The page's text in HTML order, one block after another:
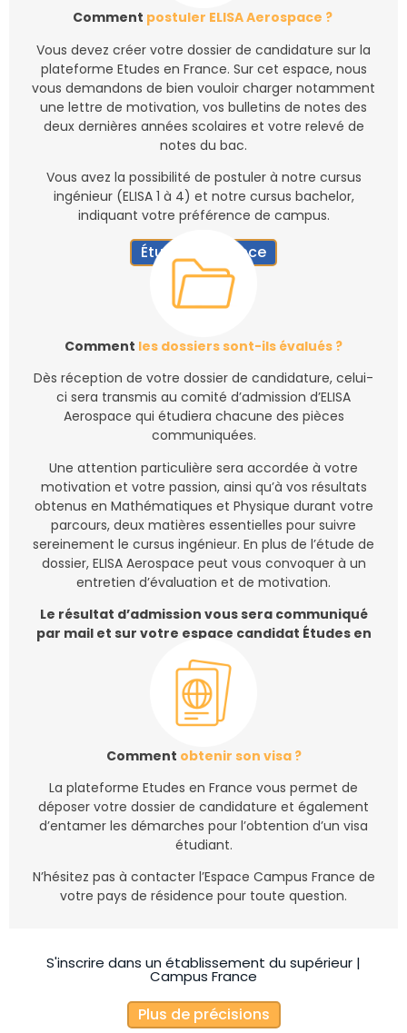
Comment postuler ELISA Aerospace ?
Vous devez créer votre dossier de candidature sur la
plateforme Etudes en France. Sur cet espace, nous
vous demandons de bien vouloir charger notamment
une lettre de motivation, vos bulletins de notes des
deux dernières années scolaires et votre relevé de
notes du bac.
Vous avez la possibilité de postuler à notre cursus
ingénieur (ELISA 1 à 4) et notre cursus bachelor,
indiquant votre préférence de campus.
Études en France
Comment les dossierssont-ils évalués ?
Dès réception de votre dossier de candidature, celui-
ci sera transmis au comité d’admission d’ELISA
Aerospace qui étudiera chacune des pièces
communiquées.
Une attention particulière sera accordée à votre
motivation et votre passion, ainsi qu’à vos résultats
obtenus en Mathématiques et Physique durant votre
parcours, deux matières essentielles pour suivre
sereinement le cursus ingénieur. En plus de l’étude de
dossier, ELISA Aerospace peut vous convoquer à un
entretien d’évaluation et de motivation.
Le résultat d’admission vous sera communiqué
par mail et sur votre espace candidat Études en
Comment obtenir son visa ?
La plateforme Etudes en France vous permet de
déposer votre dossier de candidature et également
d’entamer les démarches pour l’obtention d’un visa
étudiant.
N’hésitez pas à contacter l’Espace Campus France de
votre pays de résidence pour toute question.
S'inscrire dans un établissement du supérieur |
Campus France
Plus de précisions